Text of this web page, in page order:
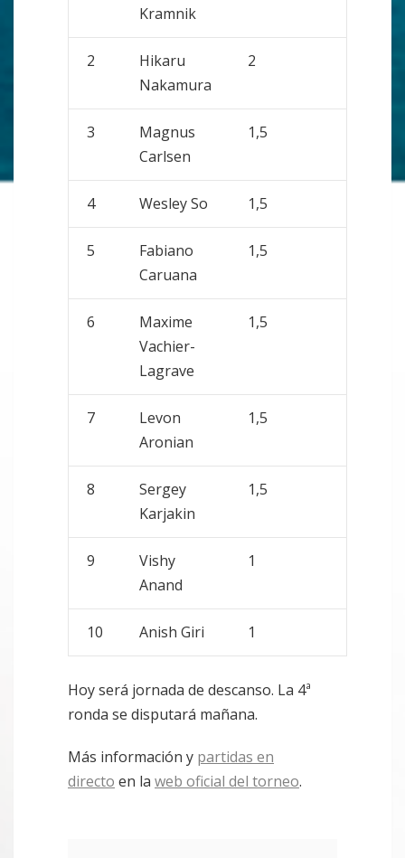
Kramnik
2
Hikaru
Nakamura
2
3
Magnus
Carlsen
1,5
4 Wesley So 1,5
5
Fabiano
Caruana
1,5
6
Maxime
Vachier-
Lagrave
1,5
7
Levon
Aronian
1,5
8
Sergey
Karjakin
1,5
9
Vishy
Anand
1
10 Anish Giri 1
Hoy será jornada de descanso. La 4ª
ronda se disputará mañana.
Más información y partidas en
directo en la web oficial del torneo.